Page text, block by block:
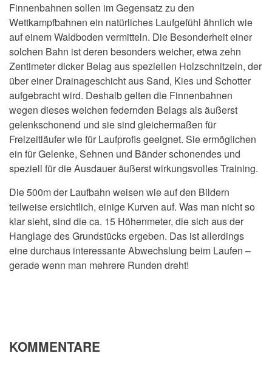
Finnenbahnen sollen im Gegensatz zu den
Wettkampfbahnen ein natürliches Laufgefühl ähnlich wie
auf einem Waldboden vermitteln. Die Besonderheit einer
solchen Bahn ist deren besonders weicher, etwa zehn
Zentimeter dicker Belag aus speziellen Holzschnitzeln, der
über einer Drainageschicht aus Sand, Kies und Schotter
aufgebracht wird. Deshalb gelten die Finnenbahnen
wegen dieses weichen federnden Belags als äußerst
gelenkschonend und sie sind gleichermaßen für
Freizeitläufer wie für Laufprofis geeignet. Sie ermöglichen
ein für Gelenke, Sehnen und Bänder schonendes und
speziell für die Ausdauer äußerst wirkungsvolles Training.
Die 500m der Laufbahn weisen wie auf den Bildern
teilweise ersichtlich, einige Kurven auf. Was man nicht so
klar sieht, sind die ca. 15 Höhenmeter, die sich aus der
Hanglage des Grundstücks ergeben. Das ist allerdings
eine durchaus interessante Abwechslung beim Laufen –
gerade wenn man mehrere Runden dreht!
KOMMENTARE